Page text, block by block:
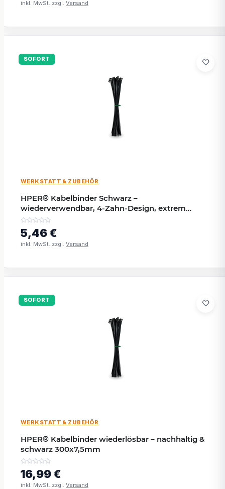
inkl. MwSt. zzgl. Versand
SOFORT
WERKSTATT & ZUBEHÖR
HPER® Kabelbinder Schwarz –
wiederverwendbar, 4-Zahn-Design, extrem
belastbar, 300x48mm
5,46 €
inkl. MwSt. zzgl. Versand
SOFORT
WERKSTATT & ZUBEHÖR
HPER® Kabelbinder wiederlösbar – nachhaltig &
schwarz 300x7,5mm
16,99 €
inkl. MwSt. zzgl. Versand